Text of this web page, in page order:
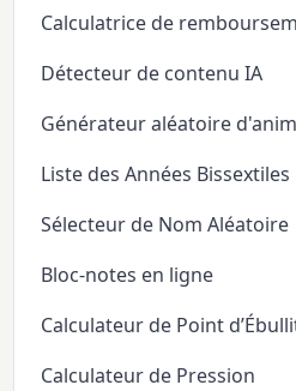
Calculatrice de
Détecteur de contenu IA
Générateur aléatoire
Liste des Années Bissextiles
Sélecteur de Nom Aléatoire
Bloc-notes en ligne
Calculateur de Point
Calculateur de Pression